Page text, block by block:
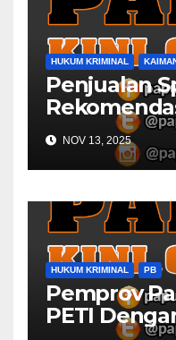
HUKUM KRIMINAL
Penjualan
Kaimana
NOV 13, 2025
HUKUM KRIMINAL PB
Pemprov
PETI